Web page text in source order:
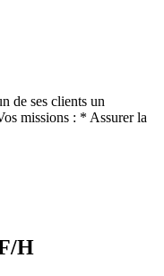
de ses clients un
missions : * Assurer la
H